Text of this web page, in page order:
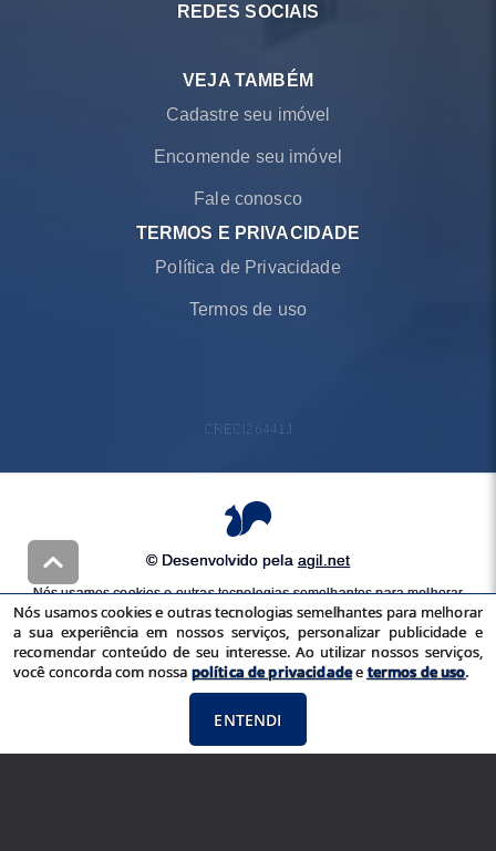
REDES SOCIAIS
VEJA TAMBÉM
Cadastre seu imóvel
Encomende seu imóvel
Fale conosco
TERMOS E PRIVACIDADE
Política de Privacidade
Termos de uso
CRECI 26441J
© Desenvolvido pela agil.net
Nós usamos cookies e outras tecnologias semelhantes para melhorar
a sua experiência em nossos serviços, personalizar publicidade e
recomendar conteúdo de seu interesse. Ao utilizar nossos serviços,
você concorda com nossapolítica de privacidadeetermos de uso
Nós usamos cookies e outras tecnologias semelhantes para melhorar
a sua experiência em nossos serviços, personalizar publicidade e
recomendar conteúdo de seu interesse. Ao utilizar nossos serviços,
você concorda com nossa política de privacidadeetermos de uso.
ENTENDI